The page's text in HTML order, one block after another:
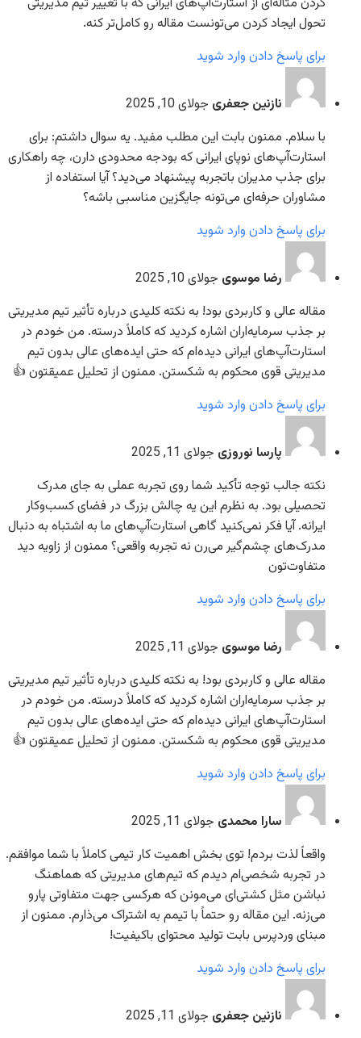
تحول ایجاد کردن می‌تونست مقاله رو کامل‌تر کنه.
برای پاسخ دادن وارد شوید
نازنین جعفری جولای 10, 2025
با سلام. ممنون بابت این مطلب مفید. یه سوال داشتم: برای
استارت‌آپ‌های نوپای ایرانی که بودجه محدودی دارن، چه راهکاری
برای جذب مدیران با‌تجربه پیشنهاد می‌دید؟ آیا استفاده از
مشاوران حرفه‌ای می‌تونه جایگزین مناسبی باشه؟
برای پاسخ دادن وارد شوید
رضا موسوی جولای 10, 2025
مقاله عالی و کاربردی بود! به نکته کلیدی درباره تأثیر تیم مدیریتی
بر جذب سرمایه‌اران اشاره کردید که کاملاً درسته. من خودم در
استارت‌آپ‌های ایرانی دیده‌ام که حتی ایده‌های عالی بدون تیم
مدیریتی قوی محکوم به شکستن. ممنون از تحلیل عمیقتون 👍
برای پاسخ دادن وارد شوید
پارسا نوروزی جولای 11, 2025
نکته جالب توجه تأکید شما روی تجربه عملی به جای مدرک
تحصیلی بود. به نظرم این یه چالش بزرگ در فضای کسب‌وکار
ایرانه. آیا فکر نمی‌کنید گاهی استارت‌آپ‌های ما به اشتباه به دنبال
مدرک‌های چشم‌گیر می‌رن نه تجربه واقعی؟ ممنون از زاویه دید
متفاوت‌تون
برای پاسخ دادن وارد شوید
رضا موسوی جولای 11, 2025
مقاله عالی و کاربردی بود! به نکته کلیدی درباره تأثیر تیم مدیریتی
بر جذب سرمایه‌اران اشاره کردید که کاملاً درسته. من خودم در
استارت‌آپ‌های ایرانی دیده‌ام که حتی ایده‌های عالی بدون تیم
مدیریتی قوی محکوم به شکستن. ممنون از تحلیل عمیقتون 👍
برای پاسخ دادن وارد شوید
سارا محمدی جولای 11, 2025
واقعاً لذت بردم! توی بخش اهمیت کار تیمی کاملاً با شما موافقم.
در تجربه شخصی‌ام دیدم که تیم‌های مدیریتی که هماهنگ
نباشن مثل کشتی‌ای می‌مونن که هرکسی جهت متفاوتی پارو
می‌زنه. این مقاله رو حتماً با تیمم به اشتراک می‌ذارم. ممنون از
مبنای وردپرس بابت تولید محتوای باکیفیت!
برای پاسخ دادن وارد شوید
نازنین جعفری جولای 11, 2025